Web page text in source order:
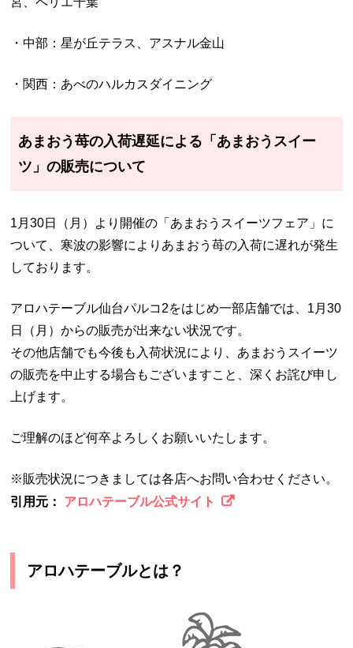
・中部：星が丘テラス、アスナル金山
・関西：あべのハルカスダイニング
あまおう苺の入荷遅延による「あまおうスイー
ツ」の販売について
1月30日（月）より開催の「あまおうスイーツフェア」に
ついて、寒波の影響によりあまおう苺の入荷に遅れが発生
しております。
アロハテーブル仙台パルコ2をはじめ一部店舗では、1月30
日（月）からの販売が出来ない状況です。
その他店舗でも今後も入荷状況により、あまおうスイーツ
の販売を中止する場合もございますこと、深くお詫び申し
上げます。
ご理解のほど何卒よろしくお願いいたします。
※販売状況につきましては各店へお問い合わせください。
引用元： アロハテーブル公式サイト
アロハテーブルとは？